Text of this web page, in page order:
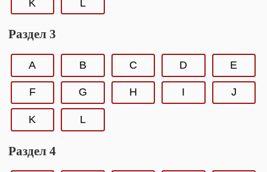
K L
Раздел 3
A B C D E
F G H I J
K L
Раздел 4